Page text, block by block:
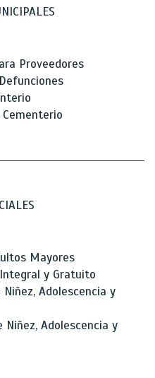
Proveedores
Mayores
y Gratuito
Adolescencia y
Adolescencia y